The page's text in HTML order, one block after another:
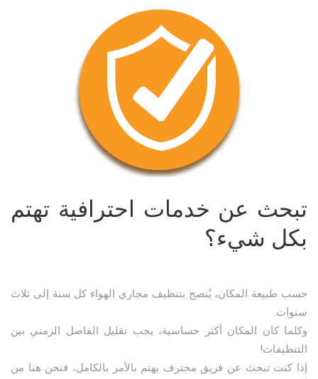
تبحث عن خدمات احترافية تهتم
بكل شيء؟
حسب طبيعة المكان، يُنصح بتنظيف مجاري الهواء كل سنة إلى ثلاث
سنوات.
وكلما كان المكان أكثر حساسية، يجب تقليل الفاصل الزمني بين
التنظيفات!
إذا كنت تبحث عن فريق محترف يهتم بالأمر بالكامل، فنحن هنا من